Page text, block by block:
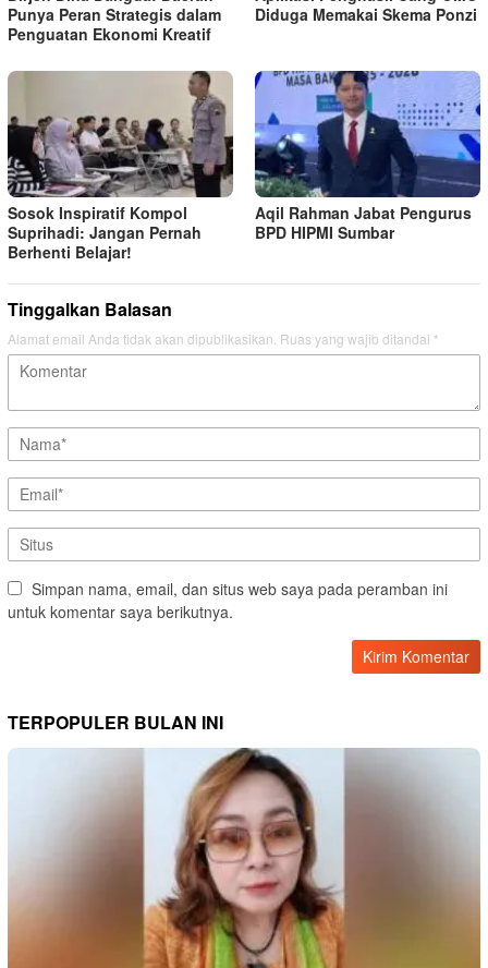
Punya Peran Strategis dalam
Penguatan Ekonomi Kreatif
Diduga Memakai Skema Ponzi
Sosok Inspiratif Kompol
Suprihadi: Jangan Pernah
Berhenti Belajar!
Aqil Rahman Jabat Pengurus
BPD HIPMI Sumbar
Tinggalkan Balasan
Alamat email Anda tidak akan dipublikasikan. Ruas yang wajib ditandai *
Simpan nama, email, dan situs web saya pada peramban ini
untuk komentar saya berikutnya.
TERPOPULER BULAN INI